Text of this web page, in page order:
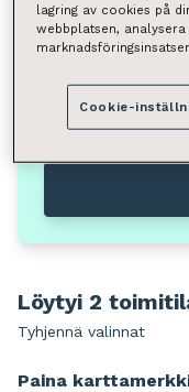
Neliömäärä
Valitse
Voit hakea
postinumeron
Löytyi 2
Tyhjennä valinnat
Leaflet
Paina
lagring av cookies på
webbplatsen,
Cookie-